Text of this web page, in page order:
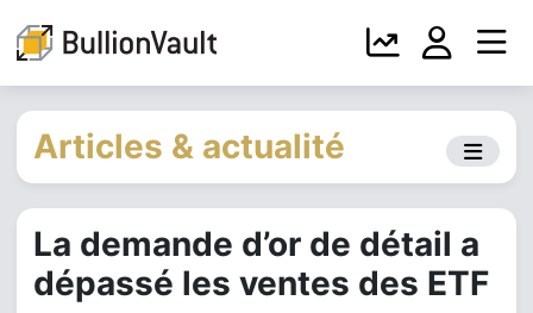
Articles & actualité
La demande d’or de détail a
dépassé les ventes des ETF